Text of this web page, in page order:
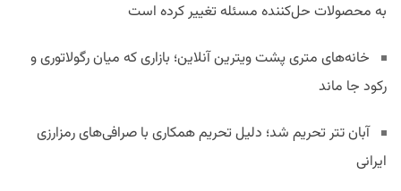
به محصولات حل‌کننده مسئله تغییر کرده است
خانه‌های متری پشت ویترین آنلاین؛ بازاری که میان رگولاتوری و
رکود جا ماند
آبان تتر تحریم شد؛ دلیل تحریم همکاری با صرافی‌های رمزارزی
ایرانی